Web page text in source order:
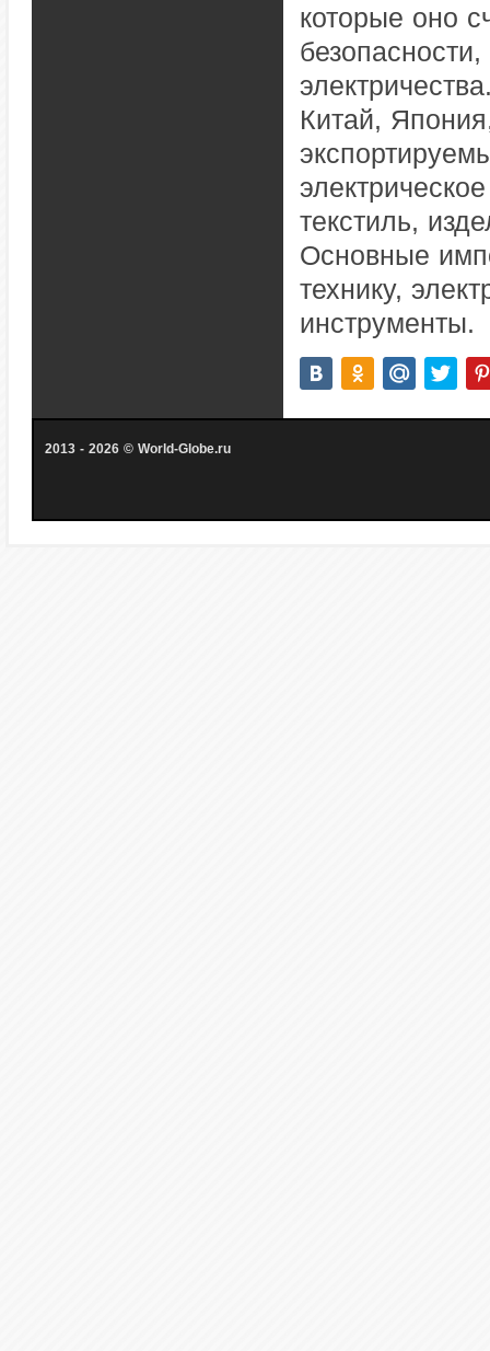
которые оно
Китай,
текстиль,
Основные
технику,
инструменты.
2013 - 2026 © World-Globe.ru